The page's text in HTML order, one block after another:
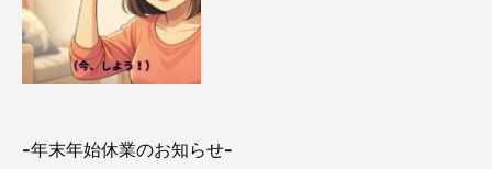
-年末年始休業のお知らせ-